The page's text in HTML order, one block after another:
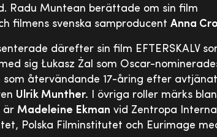
Radu Muntean berättade om sin film
filmens svenska samproducentAnna
därefter sin film EFTERSKALV
sig Łukasz Żal som Oscar-
som återvändande 17-åring efter avtjänat
Ulrik Munther. I övriga roller märks
ärMadeleine Ekman vid Zentropa
Polska Filminstitutet och Eurimage